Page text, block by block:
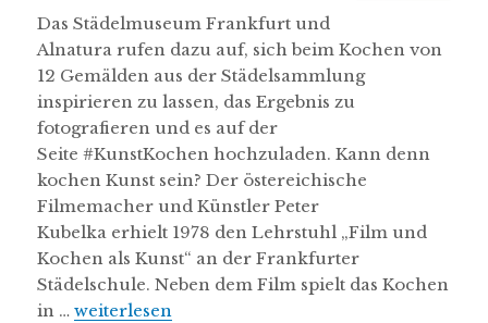
Das Städelmuseum Frankfurt und
Alnatura rufen dazu auf, sich beim Kochen von
12 Gemälden aus der Städelsammlung
inspirieren zu lassen, das Ergebnis zu
fotografieren und es auf der
Seite #KunstKochen hochzuladen. Kann denn
kochen Kunst sein? Der östereichische
Filmemacher und Künstler Peter
Kubelka erhielt 1978 den Lehrstuhl „Film und
Kochen als Kunst“ an der Frankfurter
Städelschule. Neben dem Film spielt das Kochen
in …Mitternachtssuppe mit Zucchini, Minze, Rote
weiterlesen